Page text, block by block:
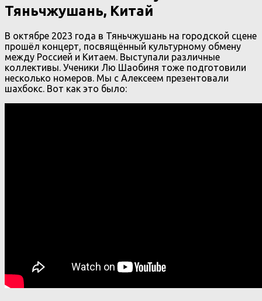
Тяньчжушань, Китай
В октябре 2023 года в Тяньчжушань на городской сцене
прошёл концерт, посвящённый культурному обмену
между Россией и Китаем. Выступали различные
коллективы. Ученики Лю Шаобиня тоже подготовили
несколько номеров. Мы с Алексеем презентовали
шахбокс. Вот как это было: